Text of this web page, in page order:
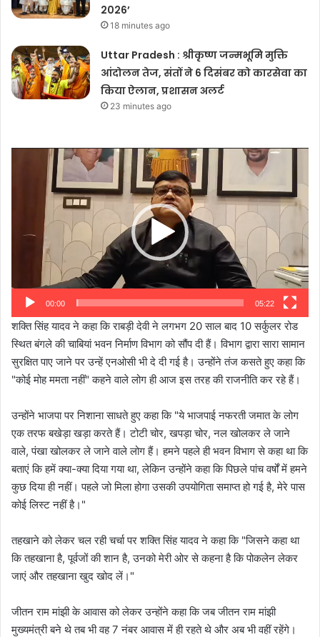
2026’
18 minutes ago
Uttar Pradesh : श्रीकृष्ण जन्मभूमि मुक्ति
आंदोलन तेज, संतों ने 6 दिसंबर को कारसेवा का
किया ऐलान, प्रशासन अलर्ट
23 minutes ago
00:00 05:22
शक्ति सिंह यादव ने कहा कि राबड़ी देवी ने लगभग 20 साल बाद 10 सर्कुलर रोड
स्थित बंगले की चाबियां भवन निर्माण विभाग को सौंप दी हैं। विभाग द्वारा सारा सामान
सुरक्षित पाए जाने पर उन्हें एनओसी भी दे दी गई है। उन्होंने तंज कसते हुए कहा कि
"कोई मोह ममता नहीं" कहने वाले लोग ही आज इस तरह की राजनीति कर रहे हैं।
उन्होंने भाजपा पर निशाना साधते हुए कहा कि "ये भाजपाई नफरती जमात के लोग
एक तरफ बखेड़ा खड़ा करते हैं। टोटी चोर, खपड़ा चोर, नल खोलकर ले जाने
वाले, पंखा खोलकर ले जाने वाले लोग हैं। हमने पहले ही भवन विभाग से कहा था कि
बताएं कि हमें क्या-क्या दिया गया था, लेकिन उन्होंने कहा कि पिछले पांच वर्षों में हमने
कुछ दिया ही नहीं। पहले जो मिला होगा उसकी उपयोगिता समाप्त हो गई है, मेरे पास
कोई लिस्ट नहीं है।"
तहखाने को लेकर चल रही चर्चा पर शक्ति सिंह यादव ने कहा कि "जिसने कहा था
कि तहखाना है, पूर्वजों की शान है, उनको मेरी ओर से कहना है कि पोकलेन लेकर
जाएं और तहखाना खुद खोद लें।"
जीतन राम मांझी के आवास को लेकर उन्होंने कहा कि जब जीतन राम मांझी
मुख्यमंत्री बने थे तब भी वह 7 नंबर आवास में ही रहते थे और अब भी वहीं रहेंगे।